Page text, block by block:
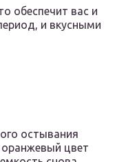
обеспечит вас и
и вкусными
остывания
цвет